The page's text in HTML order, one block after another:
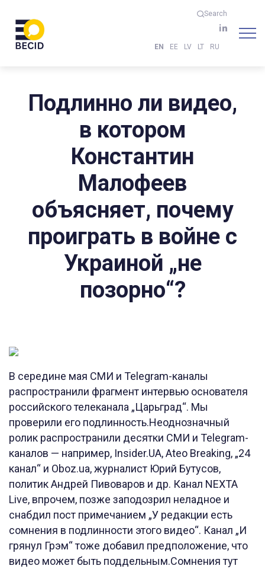
Search
EN EE LV LT RU
Подлинно ли видео,
в котором
Константин
Малофеев
объясняет, почему
проиграть в войне с
Украиной „не
позорно“?
В середине мая СМИ и Telegram-каналы
распространили фрагмент интервью основателя
российского телеканала „Царьград“. Мы
проверили его подлинность.Неоднозначный
ролик распространили десятки СМИ и Telegram-
каналов — например, Insider.UA, Ateo Breaking, „24
канал“ и Oboz.ua, журналист Юрий Бутусов,
политик Андрей Пивоваров и др. Канал NEXTA
Live, впрочем, позже заподозрил неладное и
снабдил пост примечанием „У редакции есть
сомнения в подлинности этого видео“. Канал „И
грянул Грэм“ тоже добавил предположение, что
видео может быть поддельным.Сомнения тут